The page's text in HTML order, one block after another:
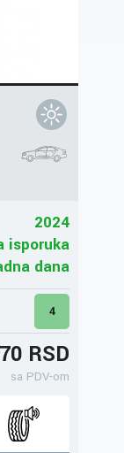
2024
isporuka
dana
4
RSD
sa PDV-om